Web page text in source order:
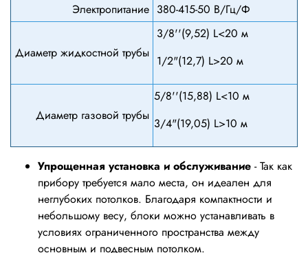
Электропитание 380-415-50 В/Гц/Ф
Диаметр жидкостной трубы
3/8''(9,52) L<20 м
1/2"(12,7) L>20 м
Диаметр газовой трубы
5/8''(15,88) L<10 м
3/4"(19,05) L>10 м
Упрощенная установка и обслуживание - Так как
прибору требуется мало места, он идеален для
неглубоких потолков. Благодаря компактности и
небольшому весу, блоки можно устанавливать в
условиях ограниченного пространства между
основным и подвесным потолком.